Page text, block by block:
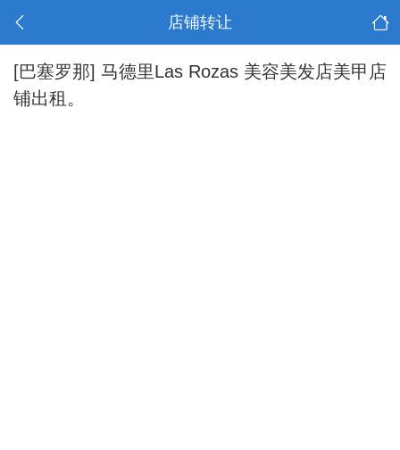
店铺转让
[巴塞罗那] 马德里Las Rozas 美容美发店美甲店
铺出租。